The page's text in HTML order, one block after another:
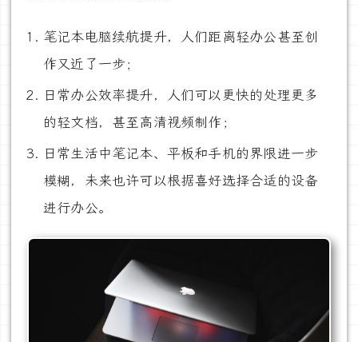
笔记本电脑续航提升，人们距离轻办公甚至创
作又近了一步；
日常办公效率提升，人们可以更快的处理更多
的轻文档，甚至高清视频制作；
日常生活中笔记本、平板和手机的界限进一步
模糊，未来也许可以根据喜好选择合适的设备
进行办公。